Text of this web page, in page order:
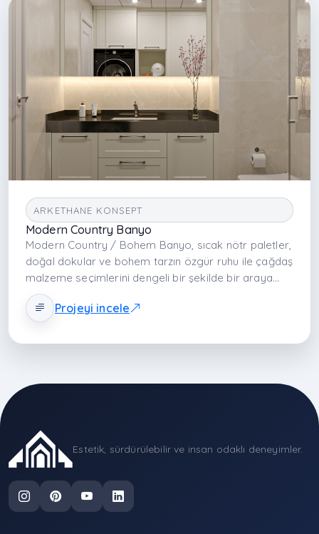
ARKETHANE KONSEPT
Modern Country Banyo
Modern Country / Bohem Banyo, sıcak nötr paletler,
doğal dokular ve bohem tarzın özgür ruhu ile çağdaş
malzeme seçimlerini dengeli bir şekilde bir araya
getirir. Lake dolaplar, kuvars tezgâhlar, cam
yüzeyler, doğa odaklı aksesuarlar ve katmanlı ışık ile
bir yaşam alanına dönüştürür.
Projeyi incele
Estetik, sürdürülebilir ve insan odaklı deneyimler.